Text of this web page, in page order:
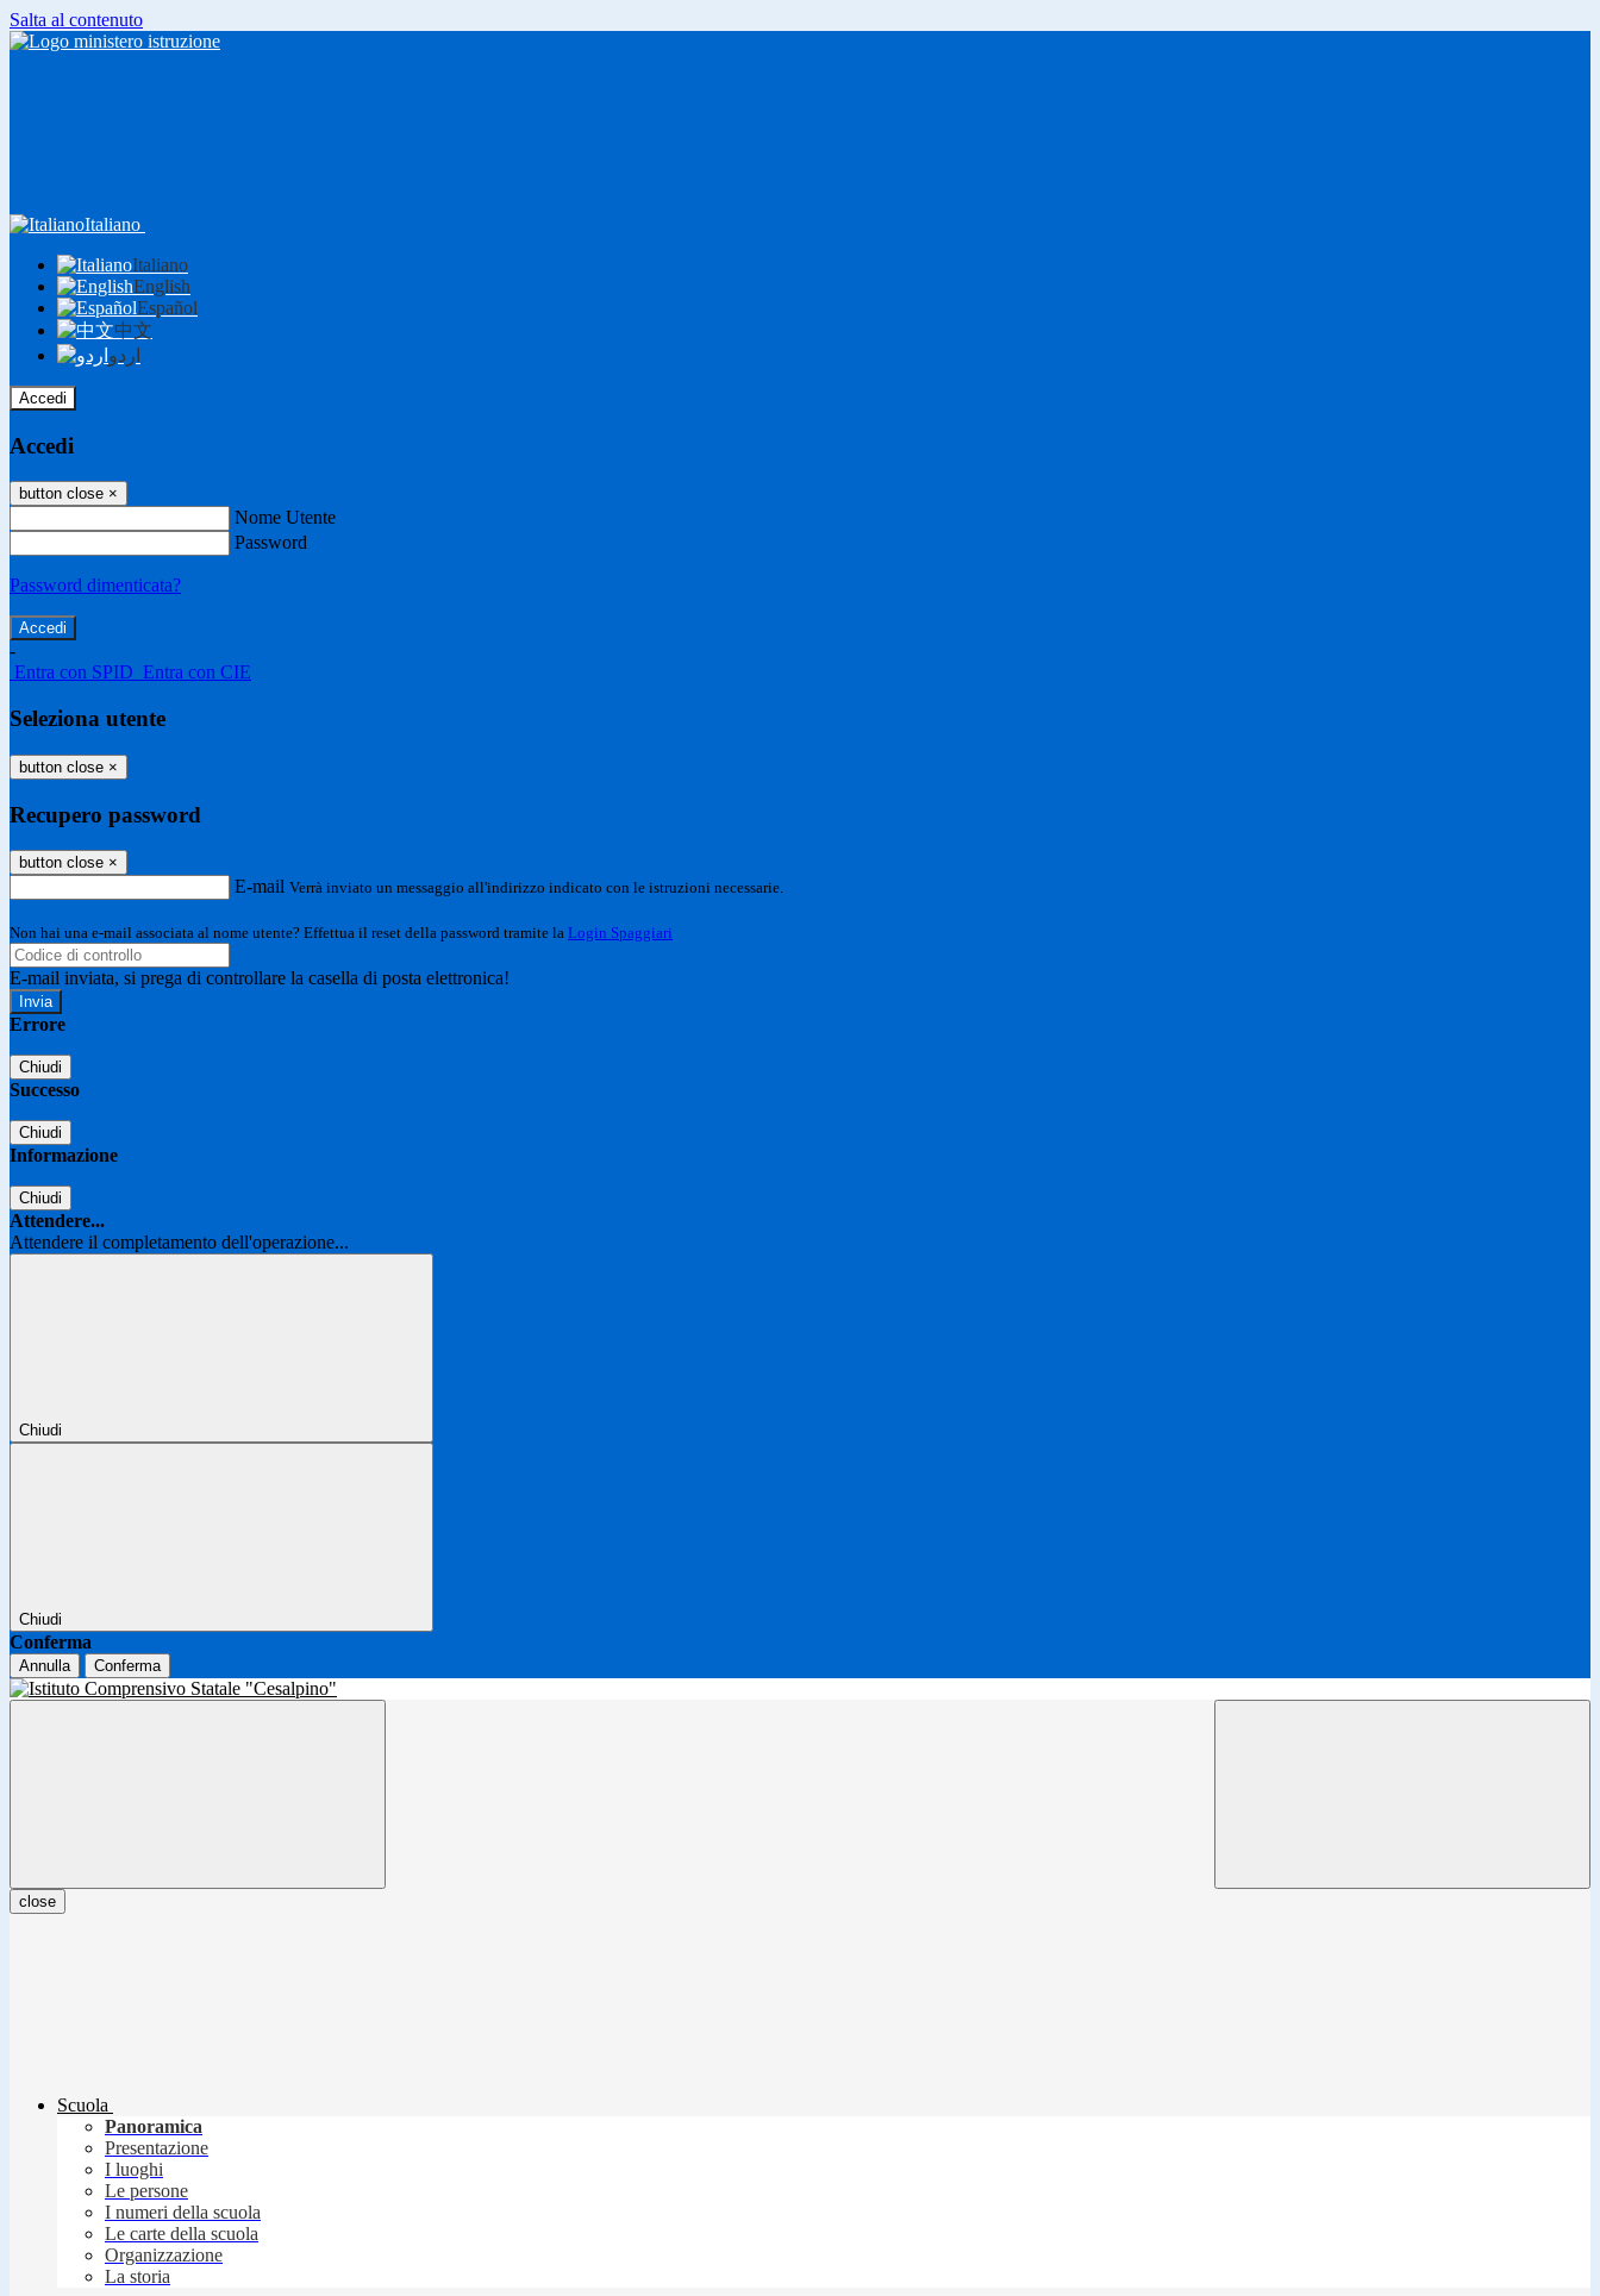
Salta al contenuto
Italiano
Italiano
English
Español
中文
اردو
Accedi
Accedi
button close ×
Nome Utente
Password
Password dimenticata?
-
Entra con SPID Entra con CIE
Seleziona utente
button close ×
Recupero password
button close ×
E-mail Verrà inviato un messaggio all'indirizzo indicato con le istruzioni necessarie.
Non hai una e-mail associata al nome utente? Effettua il reset della password tramite la Login Spaggiari
E-mail inviata, si prega di controllare la casella di posta elettronica!
Errore
Chiudi
Successo
Chiudi
Informazione
Chiudi
Attendere...
Attendere il completamento dell'operazione...
Chiudi
Chiudi
Conferma
Annulla Conferma
close
Scuola
Panoramica
Presentazione
I luoghi
Le persone
I numeri della scuola
Le carte della scuola
Organizzazione
La storia